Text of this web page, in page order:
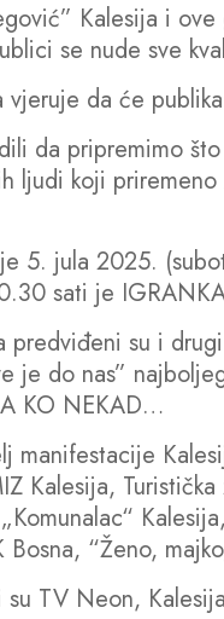
Kalesija i
se nude sve
vjeruje da će
da pripremimo
ljudi koji
5. jula 2025.
sati je
predviđeni su i
je do nas”
KO NEKAD…
manifestacije
Kalesija,
“Ženo,
TV Neon,